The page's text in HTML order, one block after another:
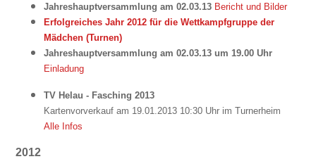
Jahreshauptversammlung am 02.03.13 Bericht und Bilder
Erfolgreiches Jahr 2012 für die Wettkampfgruppe der
Mädchen (Turnen)
Jahreshauptversammlung am 02.03.13 um 19.00 Uhr
Einladung
TV Helau - Fasching 2013
Kartenvorverkauf am 19.01.2013 10:30 Uhr im Turnerheim
Alle Infos
2012